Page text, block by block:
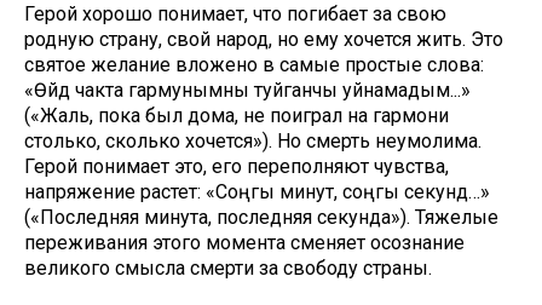
Герой хорошо понимает, что погибает за свою
родную страну, свой народ, но ему хочется жить. Это
святое желание вложено в самые простые слова:
«Өйдә чакта гармунымны туйганчы уйнамадым...»
(«Жаль, пока был дома, не поиграл на гармони
столько, сколько хочется»). Но смерть неумолима.
Герой понимает это, его переполняют чувства,
напряжение растет: «Соңгы минут, соңгы секунд…»
(«Последняя минута, последняя секунда»). Тяжелые
переживания этого момента сменяет осознание
великого смысла смерти за свободу страны.